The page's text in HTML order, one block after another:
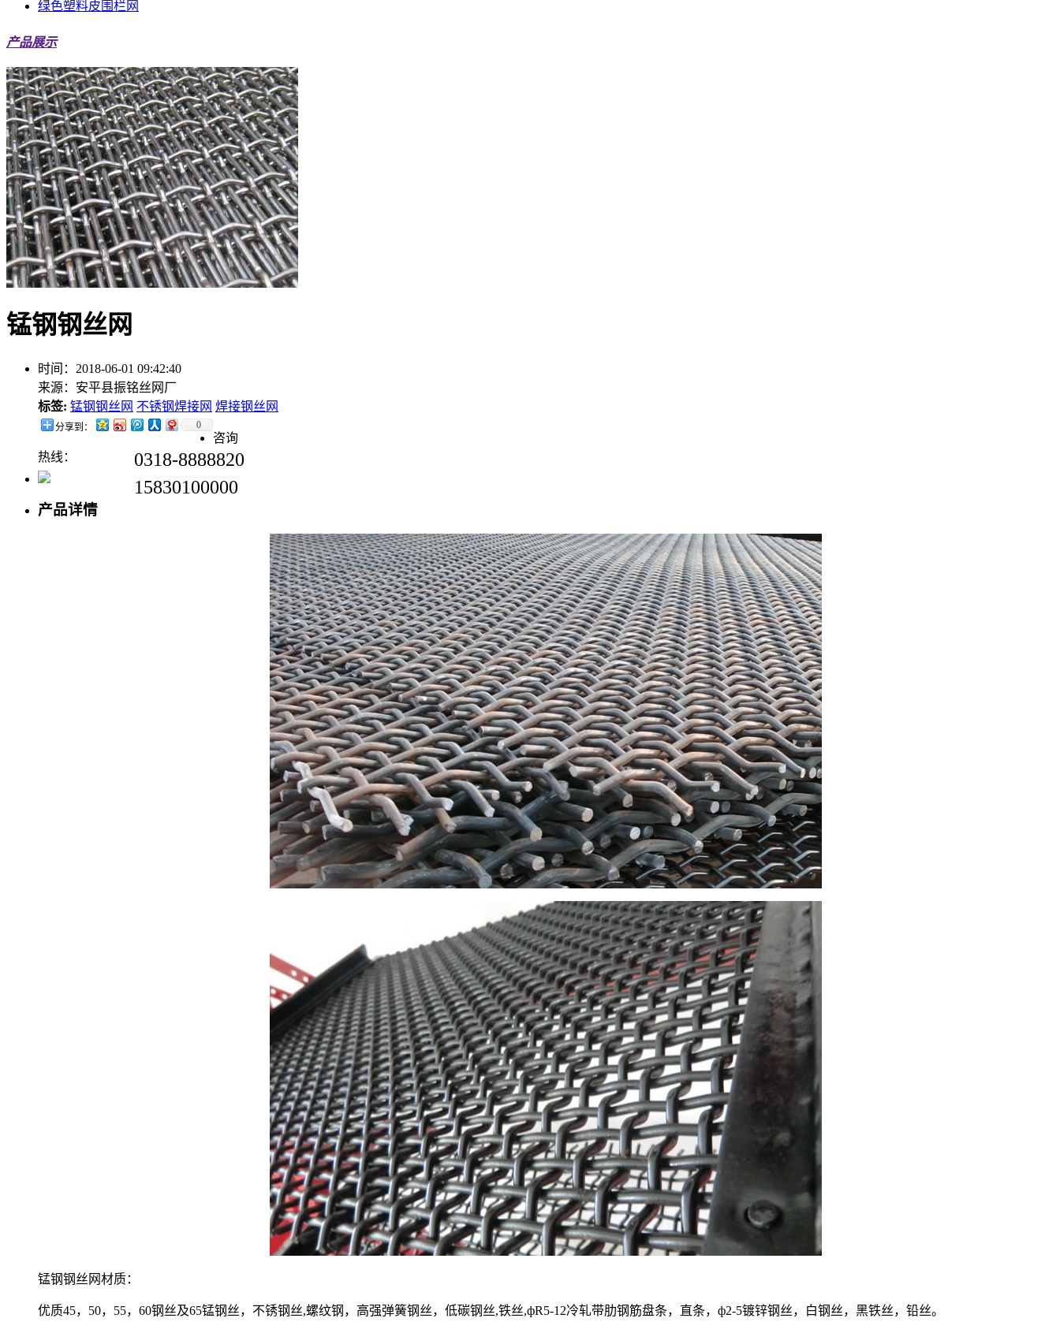
绿色塑料皮围栏网
产品展示
锰钢钢丝网
时间：2018-06-01 09:42:40
来源：安平县振铭丝网厂
标签: 锰钢钢丝网 不锈钢焊接网 焊接钢丝网
分享到： 0
咨询
热线：
0318-8888820
15830100000
产品详情
锰钢钢丝网材质：
优质45，50，55，60钢丝及65锰钢丝，不锈钢丝,螺纹钢，高强弹簧钢丝，低碳钢丝,铁丝,фR5-12冷轧带肋钢筋盘条，直条，ф2-5镀锌钢丝，白钢丝，黑铁丝，铅丝。